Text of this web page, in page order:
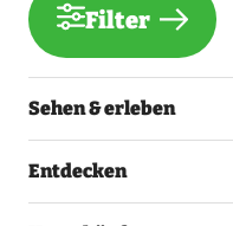
Filter
Sehen & erleben
Entdecken